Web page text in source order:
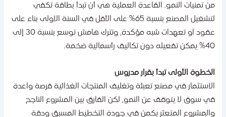
تمنيات النمو. القاعدة العملية هي أن تبدأ بطاقة تكفي
لتشغيل المصنع بنسبة 65% على الأقل في السنة الاولى بناء على
عقود او تعهدات شبه مؤكدة، وتترك هامش توسع بنسبة 30 إلى
الأولى تبدأ بقرار مدروس
في مصنع تعبئة وتغليف المنتجات الغذائية فرصة واعدة
سوق لا يتوقف عن النمو، لكن الفارق بين المشروع الناجح
المتعثر يكمن في جودة التخطيط المسبق ودقة